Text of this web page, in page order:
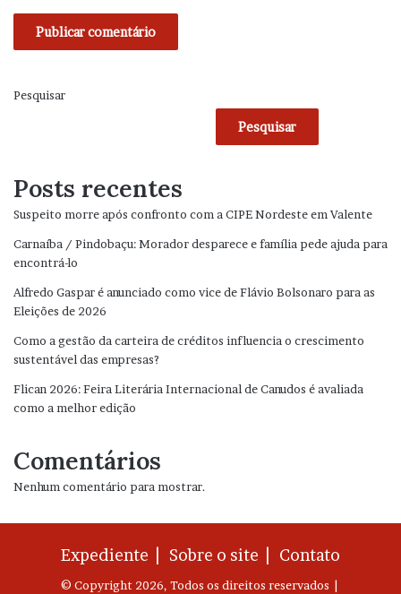
Pesquisar
Pesquisar
Posts recentes
Suspeito morre após confronto com a CIPE Nordeste em Valente
Carnaíba / Pindobaçu: Morador desparece e família pede ajuda para
encontrá-lo
Alfredo Gaspar é anunciado como vice de Flávio Bolsonaro para as
Eleições de 2026
Como a gestão da carteira de créditos influencia o crescimento
sustentável das empresas?
Flican 2026: Feira Literária Internacional de Canudos é avaliada
como a melhor edição
Comentários
Nenhum comentário para mostrar.
Expediente | Sobre o site | Contato
© Copyright 2026, Todos os direitos reservados |